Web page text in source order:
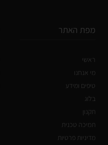
מפת האתר
ראשי
מי אנחנו
טיפים ומידע
בלוג
תקנון
תמיכה טכנית
מדיניות פרטיות